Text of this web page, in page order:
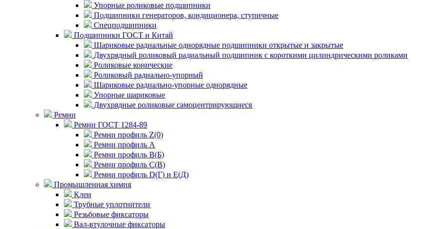
Упорные роликовые подшипники
Подшипники генераторов, кондиционера, ступичные
Спецподшипники
Подшипники ГОСТ и Китай
Шариковые радиальные однорядные подшипники открытые и закрытые
Двухрядный роликовый радиальный подшипник с короткими цилиндрическими роликами
Роликовые конические
Роликовый радиально-упорный
Шариковые радиально-упорные однорядные
Упорные шариковые
Двухрядные роликовые самоцентрирующиеся
Ремни
Ремни ГОСТ 1284-89
Ремни профиль Z(0)
Ремни профиль А
Ремни профиль В(Б)
Ремни профиль С(В)
Ремни профиль D(Г) и E(Д)
Промышленная химия
Клеи
Трубные уплотнители
Резьбовые фиксаторы
Вал-втулочные фиксаторы